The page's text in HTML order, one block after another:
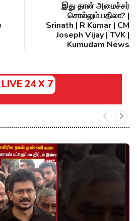
இது தான் அமைச்சர்
சொல்லும் பதிலா? |
Srinath | R Kumar | CM
Joseph Vijay | TVK |
Kumudam News
LIVE 24 X 7